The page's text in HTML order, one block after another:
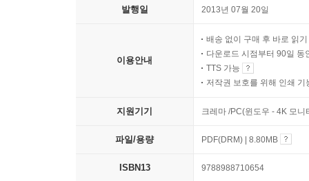
발행일 2013년 07월 20일
이용안내
배송 없이 구매 후 바로 읽기
다운로드 시점부터 90일 동
TTS 가능
저작권 보호를 위해 인쇄 기
지원기기 크레마 /PC(윈도우 - 4K 모
파일/용량 PDF(DRM) | 8.80MB
ISBN13 9788988710654